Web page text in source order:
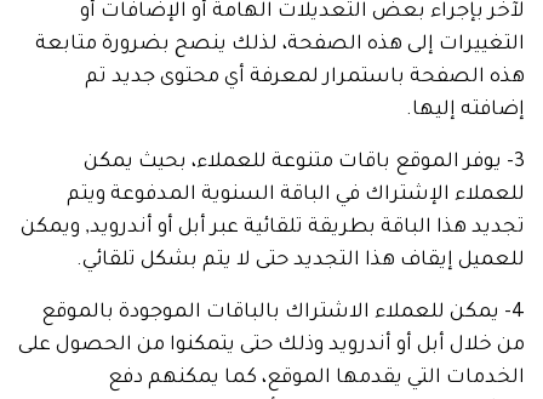
لآخر بإجراء بعض التعديلات الهامة أو الإضافات أو
التغييرات إلى هذه الصفحة، لذلك ينصح بضرورة متابعة
هذه الصفحة باستمرار لمعرفة أي محتوى جديد تم
إضافته إليها.
3- يوفر الموقع باقات متنوعة للعملاء، بحيث يمكن
للعملاء الإشتراك في الباقة السنوية المدفوعة ويتم
تجديد هذا الباقة بطريقة تلقائية عبر أبل أو أندرويد, ويمكن
للعميل إيقاف هذا التجديد حتى لا يتم بشكل تلقائي.
4- يمكن للعملاء الاشتراك بالباقات الموجودة بالموقع
من خلال أبل أو أندرويد وذلك حتى يتمكنوا من الحصول على
الخدمات التي يقدمها الموقع، كما يمكنهم دفع